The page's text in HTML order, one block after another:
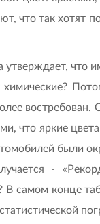
так хотят
что яркие
были
-
В самом конце